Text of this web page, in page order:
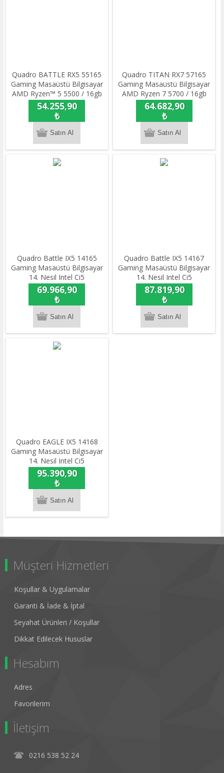
Quadro BATTLE RX5 55165
Gaming Masaüstü Bilgisayar
AMD Ryzen™ 5 5500 / 16gb
DDR4 / 512gb NVME SSD /
8gb RTX 5050 / Freedos
54.255,90
₺
Quadro TITAN RX7 57165
Gaming Masaüstü Bilgisayar
AMD Ryzen 7 5700 / 16gb
DDR4 / 512GB NVME M.2
SSD / 8GB RTX5060 /
Freedos
64.682,90
₺
Quadro Battle IX5 14165
Gaming Masaüstü Bilgisayar
14. Nesil Intel Ci5
14400F/16gb DDR5 / 512GB
NVME M.2 SSD / 8GB Nvidia
RTX5060 / Freedos
69.966,90
₺
Quadro Battle IX5 14167
Gaming Masaüstü Bilgisayar
14. Nesil Intel Ci5
14400F/16gb DDR5/512GB
NVME M.2 SSD /16GB Nvidia
RTX5060Ti / Freedos
87.819,90
₺
Quadro EAGLE IX5 14168
Gaming Masaüstü Bilgisayar
14. Nesil Intel Ci5
14400F/16gb DDR5 / 512GB
NVME M.2 SSD / 16GB
RTX5060Ti / Freedos
95.390,90
₺
Müşteri Hizmetleri
Koşullar & Uygulamalar
Garanti & İade & İptal
Seyahat Ürünleri / Koşullar
Dikkat Edilecek Hususlar
Hesabım
Adres
Favorilerim
İletişim
0216 538 52 24